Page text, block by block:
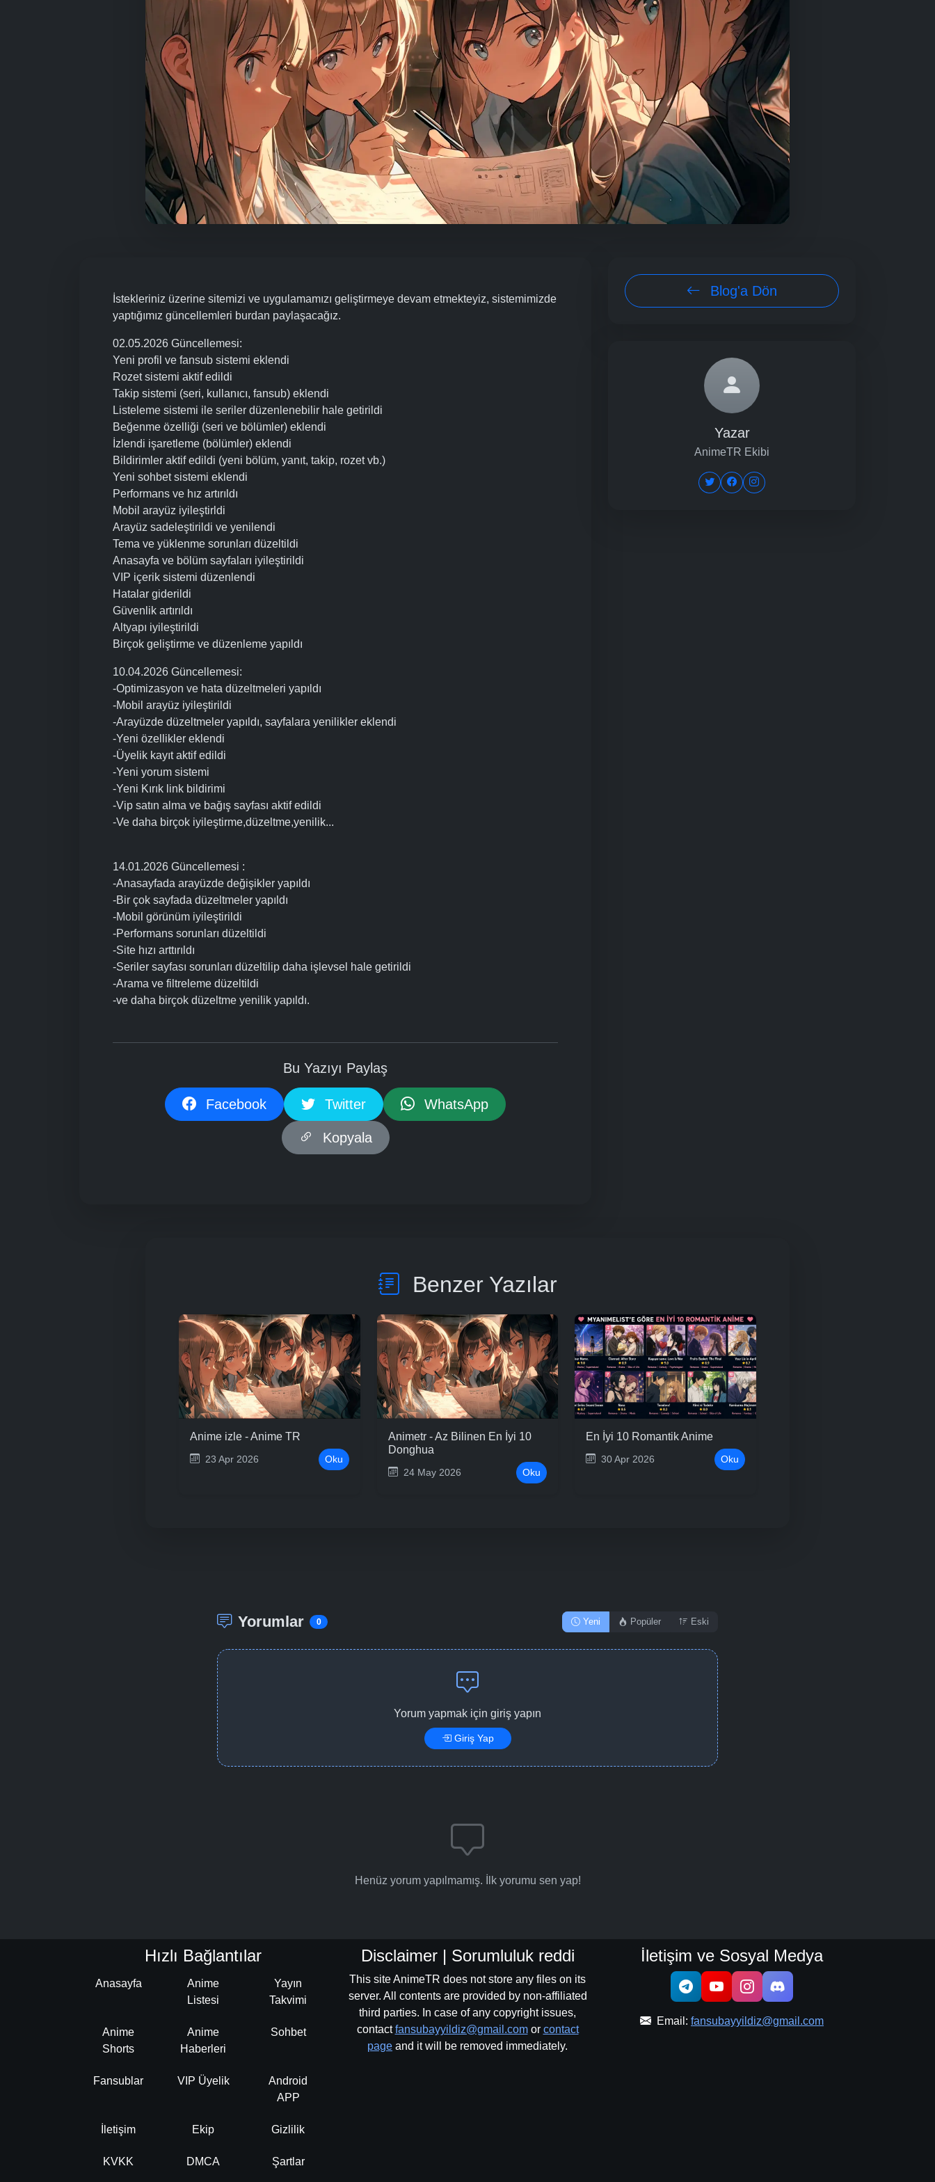
İstekleriniz üzerine sitemizi ve uygulamamızı geliştirmeye devam etmekteyiz, sistemimizde
yaptığımız güncellemleri burdan paylaşacağız.
02.05.2026 Güncellemesi:
Yeni profil ve fansub sistemi eklendi
Rozet sistemi aktif edildi
Takip sistemi (seri, kullanıcı, fansub) eklendi
Listeleme sistemi ile seriler düzenlenebilir hale getirildi
Beğenme özelliği (seri ve bölümler) eklendi
İzlendi işaretleme (bölümler) eklendi
Bildirimler aktif edildi (yeni bölüm, yanıt, takip, rozet vb.)
Yeni sohbet sistemi eklendi
Performans ve hız artırıldı
Mobil arayüz iyileştirldi
Arayüz sadeleştirildi ve yenilendi
Tema ve yüklenme sorunları düzeltildi
Anasayfa ve bölüm sayfaları iyileştirildi
VIP içerik sistemi düzenlendi
Hatalar giderildi
Güvenlik artırıldı
Altyapı iyileştirildi
Birçok geliştirme ve düzenleme yapıldı
10.04.2026 Güncellemesi:
-Optimizasyon ve hata düzeltmeleri yapıldı
-Mobil arayüz iyileştirildi
-Arayüzde düzeltmeler yapıldı, sayfalara yenilikler eklendi
-Yeni özellikler eklendi
-Üyelik kayıt aktif edildi
-Yeni yorum sistemi
-Yeni Kırık link bildirimi
-Vip satın alma ve bağış sayfası aktif edildi
-Ve daha birçok iyileştirme,düzeltme,yenilik...
14.01.2026 Güncellemesi :
-Anasayfada arayüzde değişikler yapıldı
-Bir çok sayfada düzeltmeler yapıldı
-Mobil görünüm iyileştirildi
-Performans sorunları düzeltildi
-Site hızı arttırıldı
-Seriler sayfası sorunları düzeltilip daha işlevsel hale getirildi
-Arama ve filtreleme düzeltildi
-ve daha birçok düzeltme yenilik yapıldı.
Bu Yazıyı Paylaş
Facebook Twitter WhatsApp
Kopyala
Blog'a Dön
Yazar
AnimeTR Ekibi
Benzer Yazılar
Anime izle - Anime TR
23 Apr 2026 Oku
Animetr - Az Bilinen En İyi 10
Donghua
24 May 2026 Oku
En İyi 10 Romantik Anime
30 Apr 2026 Oku
Yorumlar 0 Yeni Popüler Eski
Yorum yapmak için giriş yapın
Giriş Yap
Henüz yorum yapılmamış. İlk yorumu sen yap!
Hızlı Bağlantılar
Anasayfa
Anime
Listesi
Yayın
Takvimi
Anime
Shorts
Anime
Haberleri
Sohbet
Fansublar VIP Üyelik
Android
APP
İletişim Ekip Gizlilik
KVKK DMCA Şartlar
Disclaimer | Sorumluluk reddi
This site AnimeTR does not store any files on its
server. All contents are provided by non-affiliated
third parties. In case of any copyright issues,
contactfansubayyildiz@gmail.comor contact
page and it will be removed immediately.
İletişim ve Sosyal Medya
Email: fansubayyildiz@gmail.com